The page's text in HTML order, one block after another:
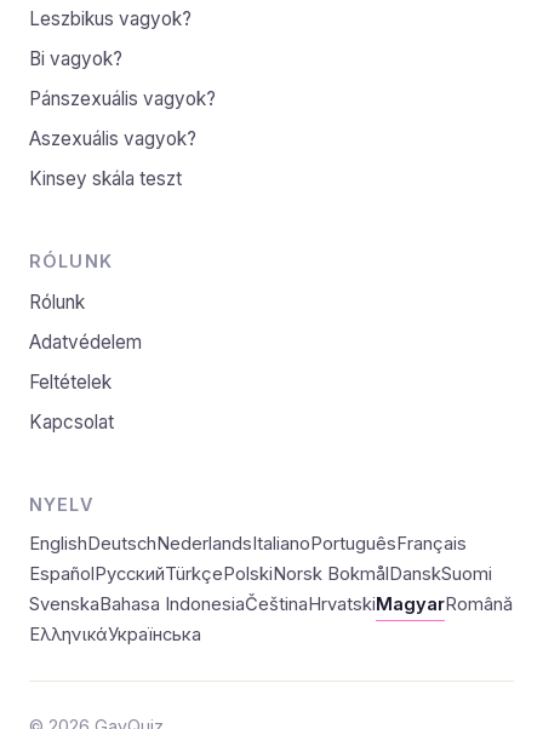
Leszbikus vagyok?
Bi vagyok?
Pánszexuális vagyok?
Aszexuális vagyok?
Kinsey skála teszt
RÓLUNK
Rólunk
Adatvédelem
Feltételek
Kapcsolat
NYELV
English Deutsch Nederlands Italiano Português Français
Español РусскийTürkçe Polski Norsk Bokmål DanskSuomi
Svenska Bahasa IndonesiaČeština HrvatskiMagyarRomână
ΕλληνικάУкраїнська